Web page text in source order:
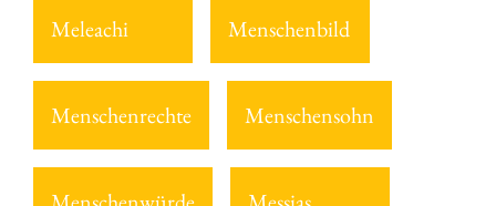
Meleachi Menschenbild
Menschenrechte Menschensohn